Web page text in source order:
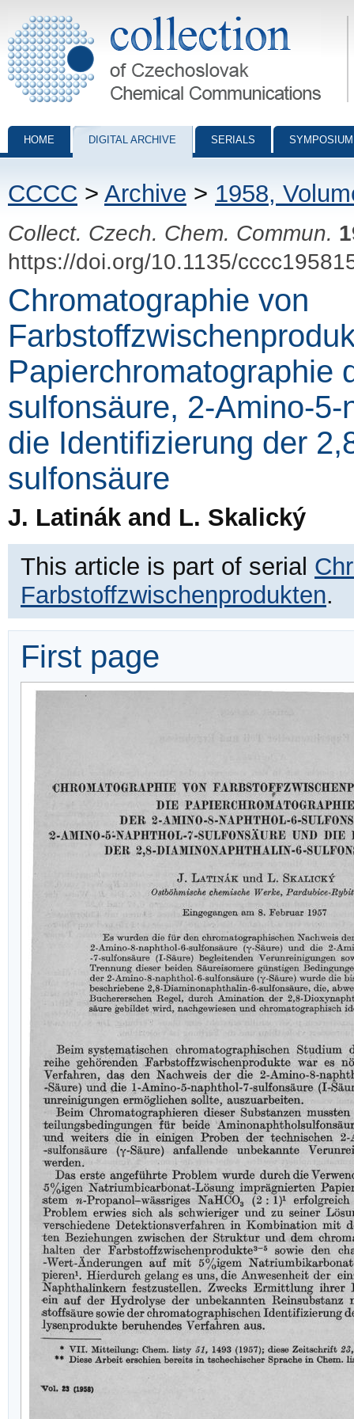
Collection of Czechoslovak Chemical Communications - digital
HOME DIGITAL ARCHIVE SERIALS
CCCC > Archive > 1958,
Collect. Czech. Chem. Commun.
https://doi.org/10.1135/
Chromatographie von
Papierchromatographie
sulfonsäure, 2-Amino-
die Identifizierung der
sulfonsäure
J. Latinák and L. Skalický
This article is part of serial
Farbstoffzwischenprodukten.
First page